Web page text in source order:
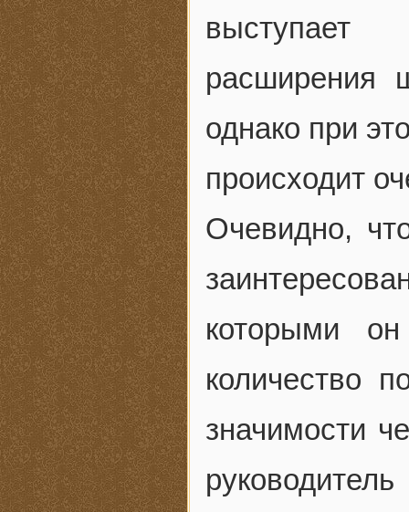
выступает
расширения
однако при
происходит
Очевидно,
которыми
количество
значимости